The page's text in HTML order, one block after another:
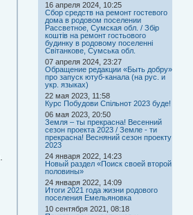
16 апреля 2024, 10:25
Сбор средств на ремонт гостевого
дома в родовом поселении
Рассветное, Сумская обл. / Збір
коштів на ремонт гостьового
будинку в родовому поселенні
Світанкове, Сумська обл.
07 апреля 2024, 23:27
Обращение редакции «Быть добру»
про запуск ютуб-канала (на рус. и
укр. языках)
22 мая 2023, 11:58
Курс Побудови Спільнот 2023 буде!
06 мая 2023, 20:50
Земля – ты прекрасна! Весенний
сезон проекта 2023 / Земле - ти
прекрасна! Весняний сезон проекту
2023
24 января 2022, 14:23
Новый раздел «Поиск своей второй
половины»
24 января 2022, 14:09
Итоги 2021 года жизни родового
поселения Емельяновка
10 сентября 2021, 08:18